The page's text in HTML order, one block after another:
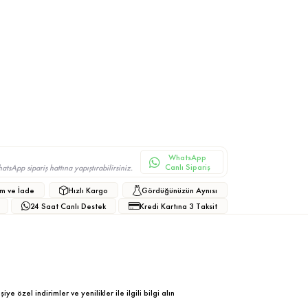
sipariş hattına yapıştırabilirsiniz.
WhatsApp
Canlı Sipariş
ve İade Hızlı Kargo
Gördüğünüzün Aynısı
24 Saat Canlı Destek
Kredi Kartına 3 Taksit
özel indirimler ve yenilikler ile ilgili bilgi alın